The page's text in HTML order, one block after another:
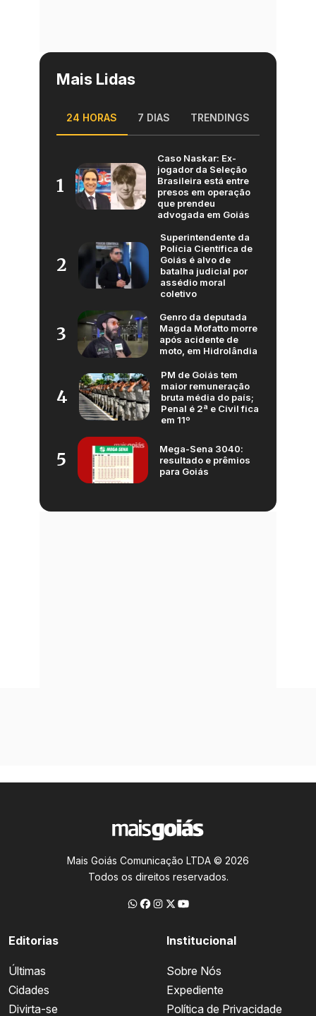
Mais Lidas
24 HORAS 7 DIAS TRENDINGS
1
Caso Naskar: Ex-
jogador da Seleção
Brasileira está entre
presos em operação
que prendeu
advogada em Goiás
2
Superintendente da
Polícia Científica de
Goiás é alvo de
batalha judicial por
assédio moral
coletivo
3
Genro da deputada
Magda Mofatto morre
após acidente de
moto, em Hidrolândia
4
PM de Goiás tem
maior remuneração
bruta média do país;
Penal é 2ª e Civil fica
em 11º
5
Mega-Sena 3040:
resultado e prêmios
para Goiás
Mais Goiás Comunicação LTDA © 2026
Todos os direitos reservados.
Editorias
Últimas
Cidades
Divirta-se
Institucional
Sobre Nós
Expediente
Política de Privacidade